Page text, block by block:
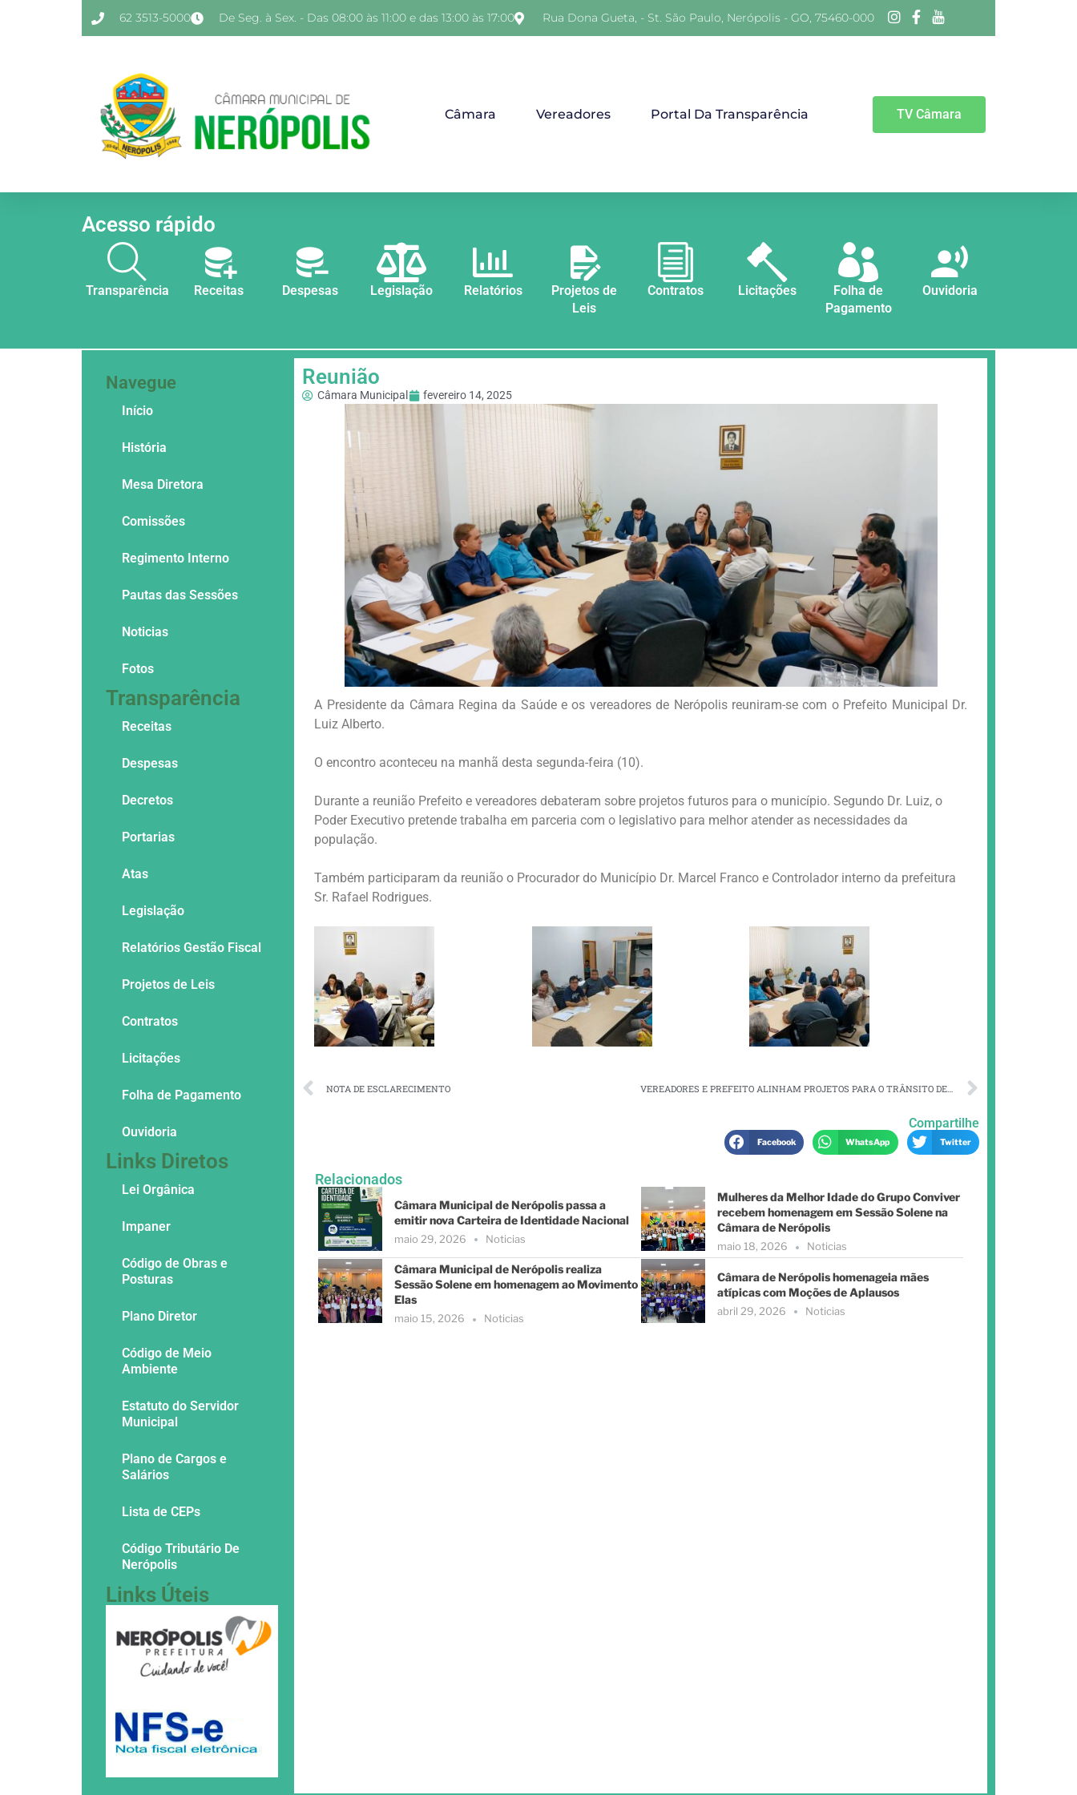
62 3513-5000 De Seg. à Sex. - Das 08:00 às 11:00 e das 13:00 às 17:00 Rua Dona Gueta, - St. São Paulo, Nerópolis - GO, 75460-000
Câmara Vereadores Portal Da Transparência TV Câmara
Acesso rápido
Transparência Receitas Despesas Legislação Relatórios
Projetos de
Leis
Contratos Licitações
Folha de
Pagamento
Ouvidoria
Navegue
Início
História
Mesa Diretora
Comissões
Regimento Interno
Pautas das Sessões
Noticias
Fotos
Transparência
Receitas
Despesas
Decretos
Portarias
Atas
Legislação
Relatórios Gestão Fiscal
Projetos de Leis
Contratos
Licitações
Folha de Pagamento
Ouvidoria
Links Diretos
Lei Orgânica
Impaner
Código de Obras e
Posturas
Plano Diretor
Código de Meio
Ambiente
Estatuto do Servidor
Municipal
Plano de Cargos e
Salários
Lista de CEPs
Código Tributário De
Nerópolis
Links Úteis
Reunião
Câmara Municipal fevereiro 14, 2025
A Presidente da Câmara Regina da Saúde e os vereadores de Nerópolis reuniram-se com o Prefeito Municipal Dr.
Luiz Alberto.
O encontro aconteceu na manhã desta segunda-feira (10).
Durante a reunião Prefeito e vereadores debateram sobre projetos futuros para o município. Segundo Dr. Luiz, o
Poder Executivo pretende trabalha em parceria com o legislativo para melhor atender as necessidades da
população.
Também participaram da reunião o Procurador do Município Dr. Marcel Franco e Controlador interno da prefeitura
Sr. Rafael Rodrigues.
NOTA DE ESCLARECIMENTO VEREADORES E PREFEITO ALINHAM PROJETOS PARA O TRÂNSITO DE NERÓPOLIS
Compartilhe
Facebook WhatsApp Twitter
Relacionados
Câmara Municipal de Nerópolis passa a
emitir nova Carteira de Identidade Nacional
maio 29, 2026 Noticias
Mulheres da Melhor Idade do Grupo Conviver
recebem homenagem em Sessão Solene na
Câmara de Nerópolis
maio 18, 2026 Noticias
Câmara Municipal de Nerópolis realiza
Sessão Solene em homenagem ao Movimento
Elas
maio 15, 2026 Noticias
Câmara de Nerópolis homenageia mães
atípicas com Moções de Aplausos
abril 29, 2026 Noticias